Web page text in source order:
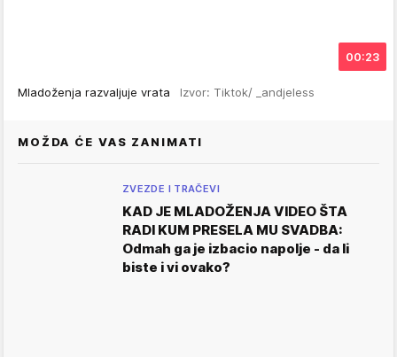
00:23
Mladoženja razvaljuje vrata Izvor: Tiktok/ _andjeless
MOŽDA ĆE VAS ZANIMATI
ZVEZDE I TRAČEVI
KAD JE MLADOŽENJA VIDEO ŠTA
RADI KUM PRESELA MU SVADBA:
Odmah ga je izbacio napolje - da li
biste i vi ovako?